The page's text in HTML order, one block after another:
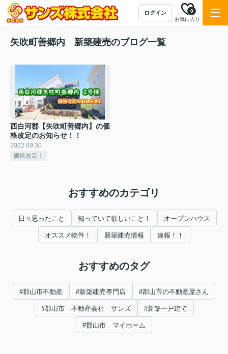
ログイン
お気に入り
0
矢吹町善郷内 新築建売のブログ一覧
西白河郡【矢吹町善郷内】の価
格改定のお知らせ！！
2022.09.30
価格改定！
おすすめのカテゴリ
日々思ったこと 知っていて欲しいこと！ オープンハウス
オススメ物件！ 新築建売情報 速報！！
おすすめのタグ
#郡山市不動産 #新築建売専門店 #郡山市の不動産屋さん
#郡山市 不動産会社 サンズ #新築一戸建て
#郡山市 マイホーム